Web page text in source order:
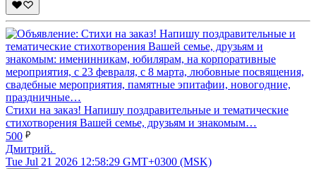
Стихи на заказ! Напишу поздравительные и тематические
стихотворения Вашей семье, друзьям и знакомым…
500
Дмитрий.
Tue Jul 21 2026 12:58:29 GMT+0300 (MSK)